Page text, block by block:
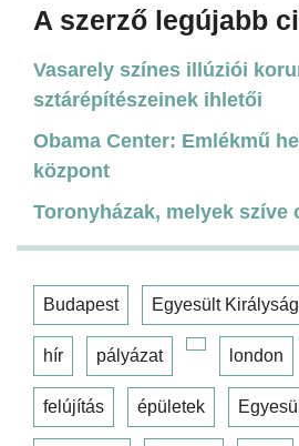
A szerző legújabb
Vasarely színes illúziói
sztárépítészeinek ihletői
Obama Center: Emlékmű
központ
Toronyházak, melyek szíve
Budapest Egyesült Királyság
hír pályázat london
felújítás épületek